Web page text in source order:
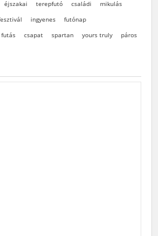
éjszakai terepfutó családi
mikulás
ingyenes
futónap
csapat spartan yours truly
páros